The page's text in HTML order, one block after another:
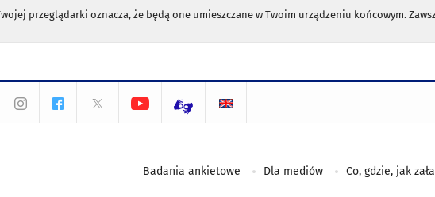
przeglądarki oznacza, że będą one umieszczane w Twoim urządzeniu końcowym.
Badania ankietowe Dla mediów Co, gdzie, jak